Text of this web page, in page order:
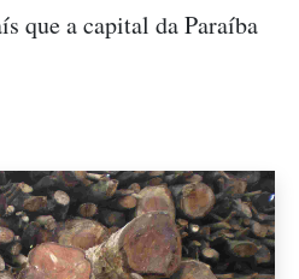
que a capital da Paraíba